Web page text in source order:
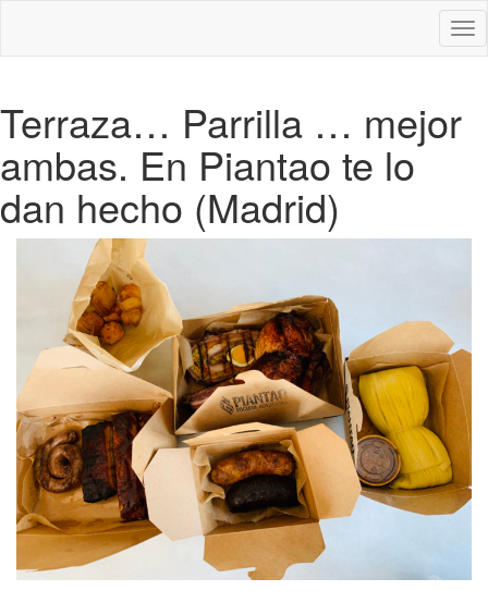
Terraza… Parrilla … mejor
ambas. En Piantao te lo
dan hecho (Madrid)